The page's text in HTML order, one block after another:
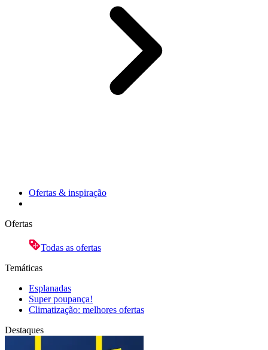
Ofertas & inspiração
Ofertas
Todas as ofertas
Temáticas
Esplanadas
Super poupança!
Climatização: melhores ofertas
Destaques